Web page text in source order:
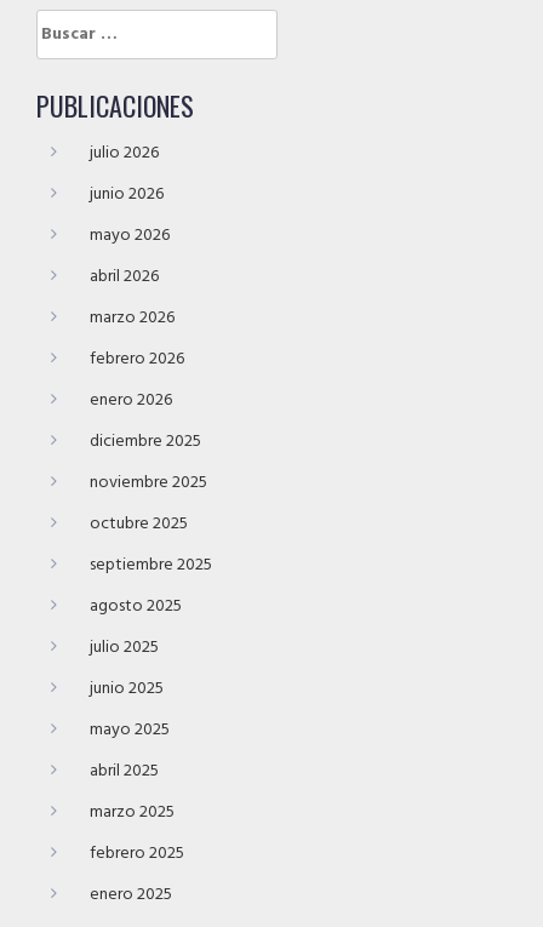
Buscar:
PUBLICACIONES
julio 2026
junio 2026
mayo 2026
abril 2026
marzo 2026
febrero 2026
enero 2026
diciembre 2025
noviembre 2025
octubre 2025
septiembre 2025
agosto 2025
julio 2025
junio 2025
mayo 2025
abril 2025
marzo 2025
febrero 2025
enero 2025